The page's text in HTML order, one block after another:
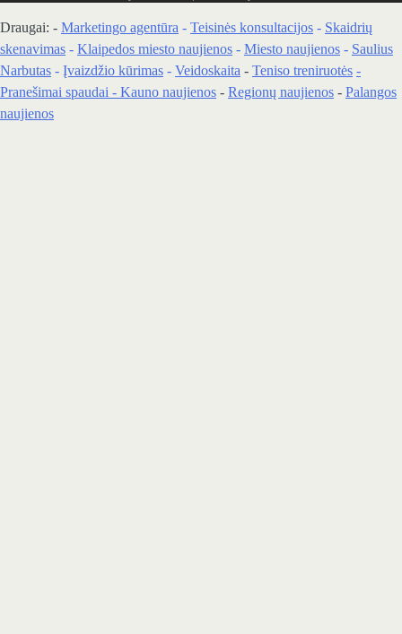
Draugai: - Marketingo agentūra - Teisinės konsultacijos - Skaidrių
skenavimas - Klaipedos miesto naujienos - Miesto naujienos - Saulius
Narbutas - Įvaizdžio kūrimas - Veidoskaita - Teniso treniruotės -
Pranešimai spaudai - Kauno naujienos - Regionų naujienos - Palangos
naujienos